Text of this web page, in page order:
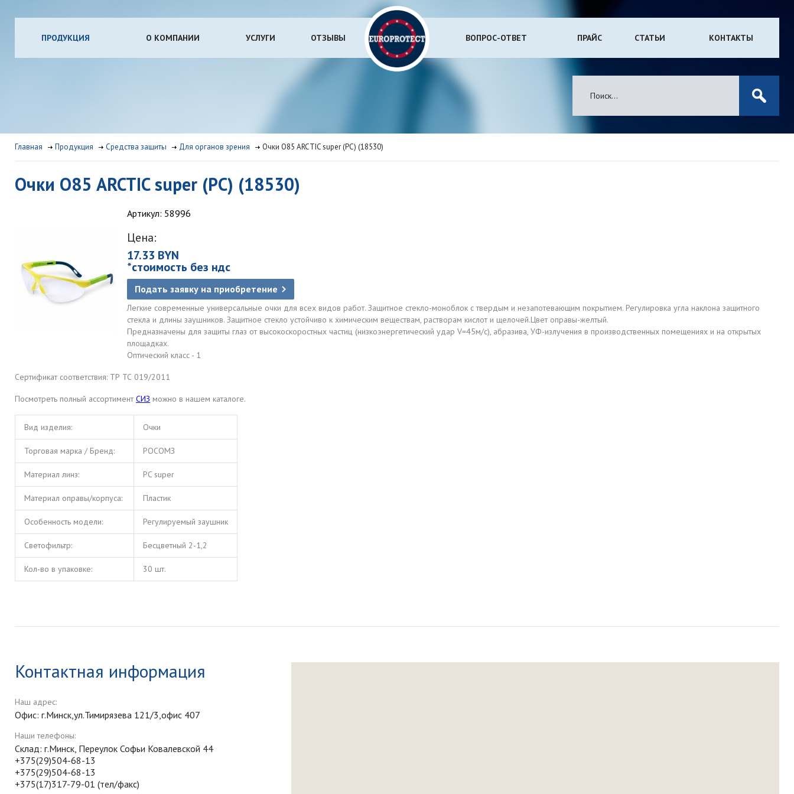
ПРОДУКЦИЯ О КОМПАНИИ УСЛУГИ ОТЗЫВЫ ВОПРОС-ОТВЕТ ПРАЙС СТАТЬИ КОНТАКТЫ
Главная Продукция Средства защиты Для органов зрения Очки О85 ARCTIC super (РС) (18530)
Очки О85 ARCTIC super (РС) (18530)
Артикул: 58996
Цена:
17.33 BYN
*стоимость без ндс
Подать заявку на приобретение
Легкие современные универсальные очки для всех видов работ. Защитное стекло-моноблок с твердым и незапотевающим покрытием. Регулировка угла наклона защитного
стекла и длины заушников. Защитное стекло устойчиво к химическим веществам, растворам кислот и щелочей.Цвет оправы-желтый.
Предназначены для защиты глаз от высокоскоростных частиц (низкоэнергетический удар V=45м/с), абразива, УФ-излучения в производственных помещениях и на открытых
площадках.
Оптический класс - 1
Сертификат соответствия: ТР ТС 019/2011
Посмотреть полный ассортимент СИЗ можно в нашем каталоге.
Вид изделия: Очки
Торговая марка / Бренд: РОСОМЗ
Материал линз: PC super
Материал оправы/корпуса: Пластик
Особенность модели: Регулируемый заушник
Светофильтр: Бесцветный 2-1,2
Кол-во в упаковке: 30 шт.
Контактная информация
Наш адрес:
Офис: г.Минск,ул.Тимирязева 121/3,офис 407
Наши телефоны:
Склад: г.Минск, Переулок Софьи Ковалевской 44
+375(29)504-68-13
+375(29)504-68-13
+375(17)317-79-01 (тел/факс)